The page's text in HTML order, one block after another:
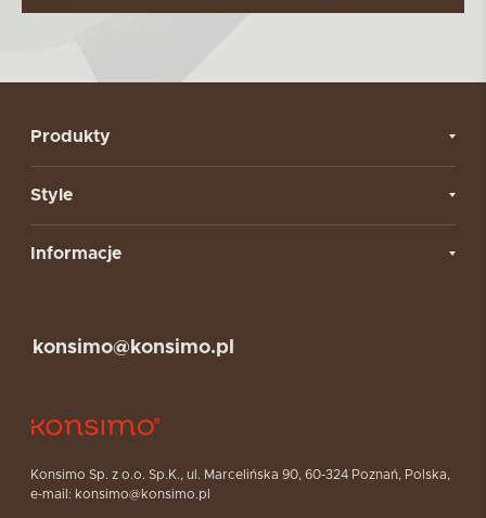
Produkty
Style
Informacje
Konsimo Sp. z o.o. Sp.K., ul. Marcelińska 90, 60-324 Poznań, Polska,
e-mail: konsimo@konsimo.pl
konsimo@konsimo.pl